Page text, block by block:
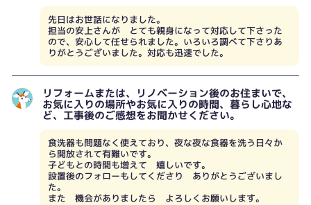
先日はお世話になりました。
担当の安上さんが とても親身になって対応して下さった
ので、安心して任せられました。いろいろ調べて下さりあ
りがとうございました。対応も迅速でした。
リフォームまたは、リノベーション後のお住まいで、
お気に入りの場所やお気に入りの時間、暮らし心地な
ど、工事後のご感想をお聞かせください。
食洗器も問題なく使えており、夜な夜な食器を洗う日々か
ら開放されて有難いです。
子どもとの時間も増えて 嬉しいです。
設置後のフォローもしてくださり ありがとうございまし
た。
また 機会がありましたら よろしくお願いします。